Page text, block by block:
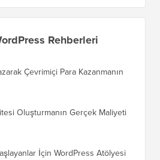
Rehberleri
Çevrimiçi Para Kazanmanın
Oluşturmanın Gerçek Maliyeti
İçin WordPress Atölyesi